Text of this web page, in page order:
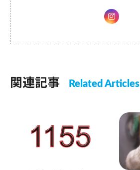
関連記事 Related Articles